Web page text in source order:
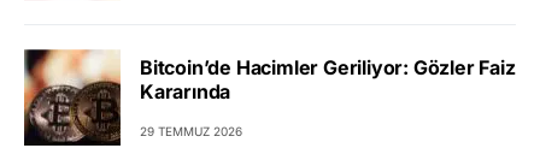
Bitcoin’de Hacimler Geriliyor: Gözler Faiz
Kararında
29 TEMMUZ 2026